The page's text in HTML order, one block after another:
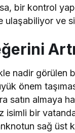
bir kontrol
ulaşabiliyor ve
nadir
önem
satın almaya
isimli bir
sağ üst